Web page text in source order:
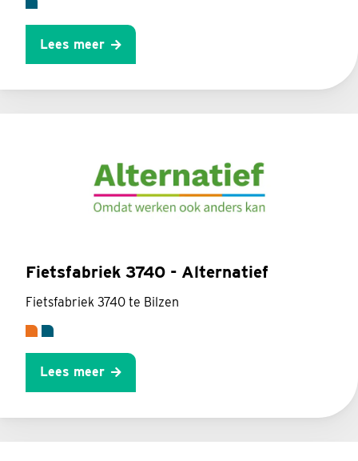
Lees meer
Fietsfabriek 3740 - Alternatief
Fietsfabriek 3740 te Bilzen
Lees meer